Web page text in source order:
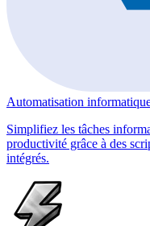
Automatisation
Simplifiez les tâches
productivité grâce à des
intégrés.